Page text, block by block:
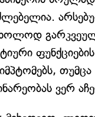
გარკვეულ
ვერ